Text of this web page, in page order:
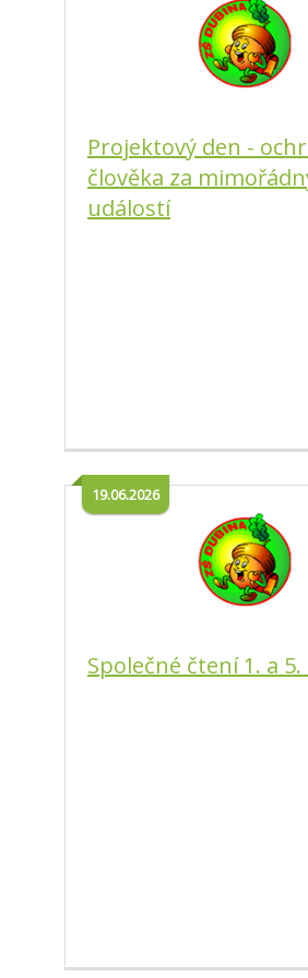
Projektový den -
člověka za
událostí
Společné čtení 1. a
19.06.2026